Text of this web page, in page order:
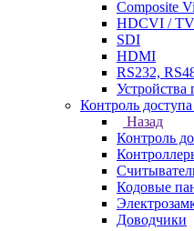
Composite
HDCVI /
SDI
HDMI
RS232,
Устройства
Контроль доступа
Назад
Контроль
Кодовые
Доводчики